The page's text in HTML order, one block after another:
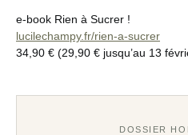
e-book Rien à Sucrer !
lucilechampy.fr/rien-a-sucrer
34,90 € (29,90 € jusqu’au 13
DOSSIER